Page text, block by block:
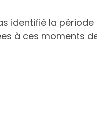
identifié la
à ces moments